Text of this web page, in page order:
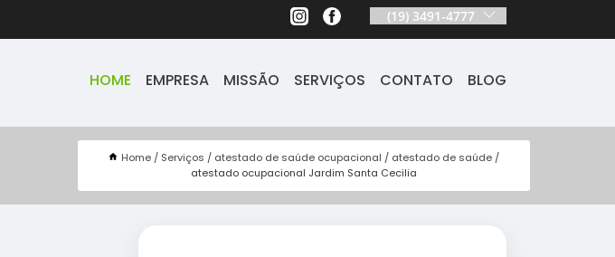
(19) 3491-4777
HOME EMPRESA MISSÃO SERVIÇOS CONTATO BLOG
Home Serviços atestado de saúde ocupacional
atestado de saúde
atestado ocupacional Jardim Santa Cecilia